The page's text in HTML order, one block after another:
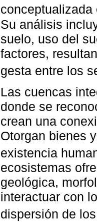
Su análisis
suelo, uso del
factores,
gesta entre los
Las cuencas
donde se
crean una
Otorgan bienes
existencia
ecosistemas
geológica,
interactuar con
dispersión de